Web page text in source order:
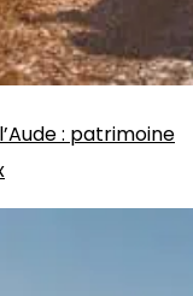
: patrimoine